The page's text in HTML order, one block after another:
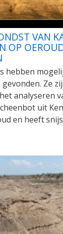
VAN
OP
hebben
Ze
analyseren
uit
en heeft